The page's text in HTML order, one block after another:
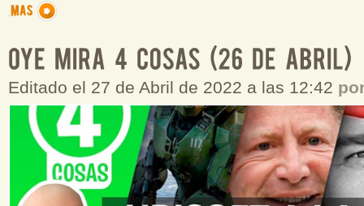
Editado el 27 de Abril de 2022 a las 12:42